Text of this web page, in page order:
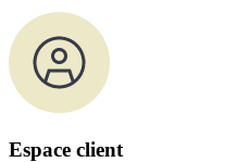
Espace client